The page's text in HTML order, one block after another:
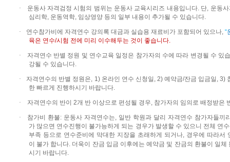
· 운동사 자격검정 시험의 범위는 운동사 교육시리즈 내용입니다. 단, 운동
심리학, 운동역학, 임상영양 등의 일부 내용이 추가될 수 있습니다.
· 연수참가비에 자격연수 강의록 대금과 실습용 재료비가 포함되어 있으나, “
육은 연수/시험 전에 미리 이수해두는 것이 좋습니다.
·
자격연수 반별 정원 및 연수교육 일정은 참가자의 수에 따라 변경될 수 있
강될 수 있습니다.
· 자격연수의 반별 정원은, 1) 온라인 연수 신청일 , 2) 예약금/잔금 입금일 , 3)
한 빠르게 진행하시기 바랍니다.
· 자격연수의 반이 2개 반 이상으로 편성될 경우, 참가자의 임의로 배정받은
· 참가비 환불: 운동사 자격연수는, 일반 학원과 달리 자격연수 참가자들끼
가 많으면 연수진행이 불가능하게 되는 경우가 발생할 수 있으니 전체 연
부족 등으로 연수준비에 막대한 지장을 초래하게 되거나, 경우에 따라서
이
불가 합니다. 더욱이 잔금 입금 이후에는 예약금 및 잔금의 환불이 일체
시기
바랍니다.